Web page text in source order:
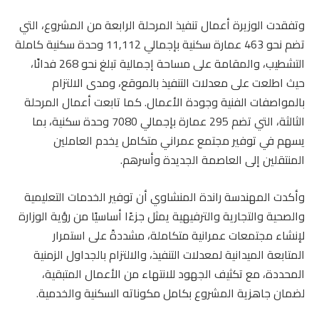
وتفقدت الوزيرة أعمال تنفيذ المرحلة الرابعة من المشروع، التي
تضم نحو 463 عمارة سكنية بإجمالي 11,112 وحدة سكنية كاملة
التشطيب، والمقامة على مساحة إجمالية تبلغ نحو 268 فدانًا،
حيث اطلعت على معدلات التنفيذ بالموقع، ومدى الالتزام
بالمواصفات الفنية وجودة الأعمال. كما تابعت أعمال المرحلة
الثالثة، التي تضم 295 عمارة بإجمالي 7080 وحدة سكنية، بما
يسهم في توفير مجتمع عمراني متكامل يخدم العاملين
المنتقلين إلى العاصمة الجديدة وأسرهم.
وأكدت المهندسة راندة المنشاوي أن توفير الخدمات التعليمية
والصحية والتجارية والترفيهية يمثل جزءًا أساسيًا من رؤية الوزارة
لإنشاء مجتمعات عمرانية متكاملة، مشددةً على استمرار
المتابعة الميدانية لمعدلات التنفيذ، والالتزام بالجداول الزمنية
المحددة، مع تكثيف الجهود للانتهاء من الأعمال المتبقية،
لضمان جاهزية المشروع بكامل مكوناته السكنية والخدمية.